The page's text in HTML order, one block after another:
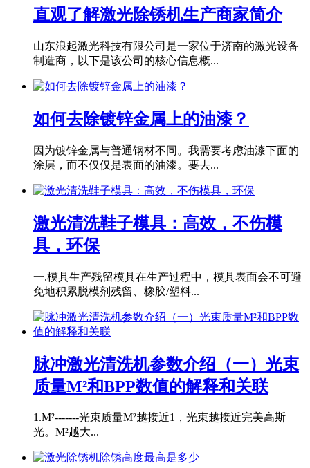
直观了解激光除锈机生产商家简介
山东浪起激光科技有限公司是一家位于济南的激光设备
制造商，以下是该公司的核心信息概...
如何去除镀锌金属上的油漆？
因为镀锌金属与普通钢材不同。我需要考虑油漆下面的
涂层，而不仅仅是表面的油漆。要去...
激光清洗鞋子模具：高效，不伤模
具，环保
一.模具生产残留模具在生产过程中，模具表面会不可避
免地积累脱模剂残留、橡胶/塑料...
脉冲激光清洗机参数介绍（一）光束
质量M²和BPP数值的解释和关联
1.M²-------光束质量M²越接近1，光束越接近完美高斯
光。M²越大...